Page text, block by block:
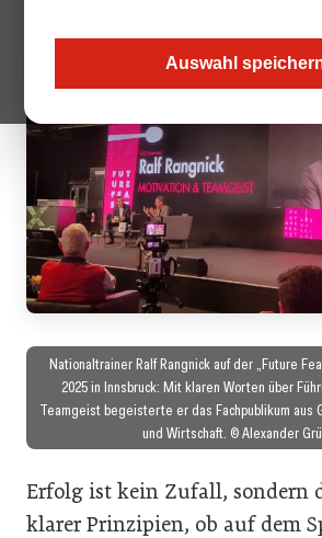
Auswahl
Nationaltrainer Ralf Rangnick auf der „Future
2025 in Innsbruck: Mit klaren Worten über
Teamgeist begeisterte er das Fachpublikum aus
und Wirtschaft. © Alexander
Erfolg ist kein Zufall, sondern
klarer Prinzipien, ob auf dem